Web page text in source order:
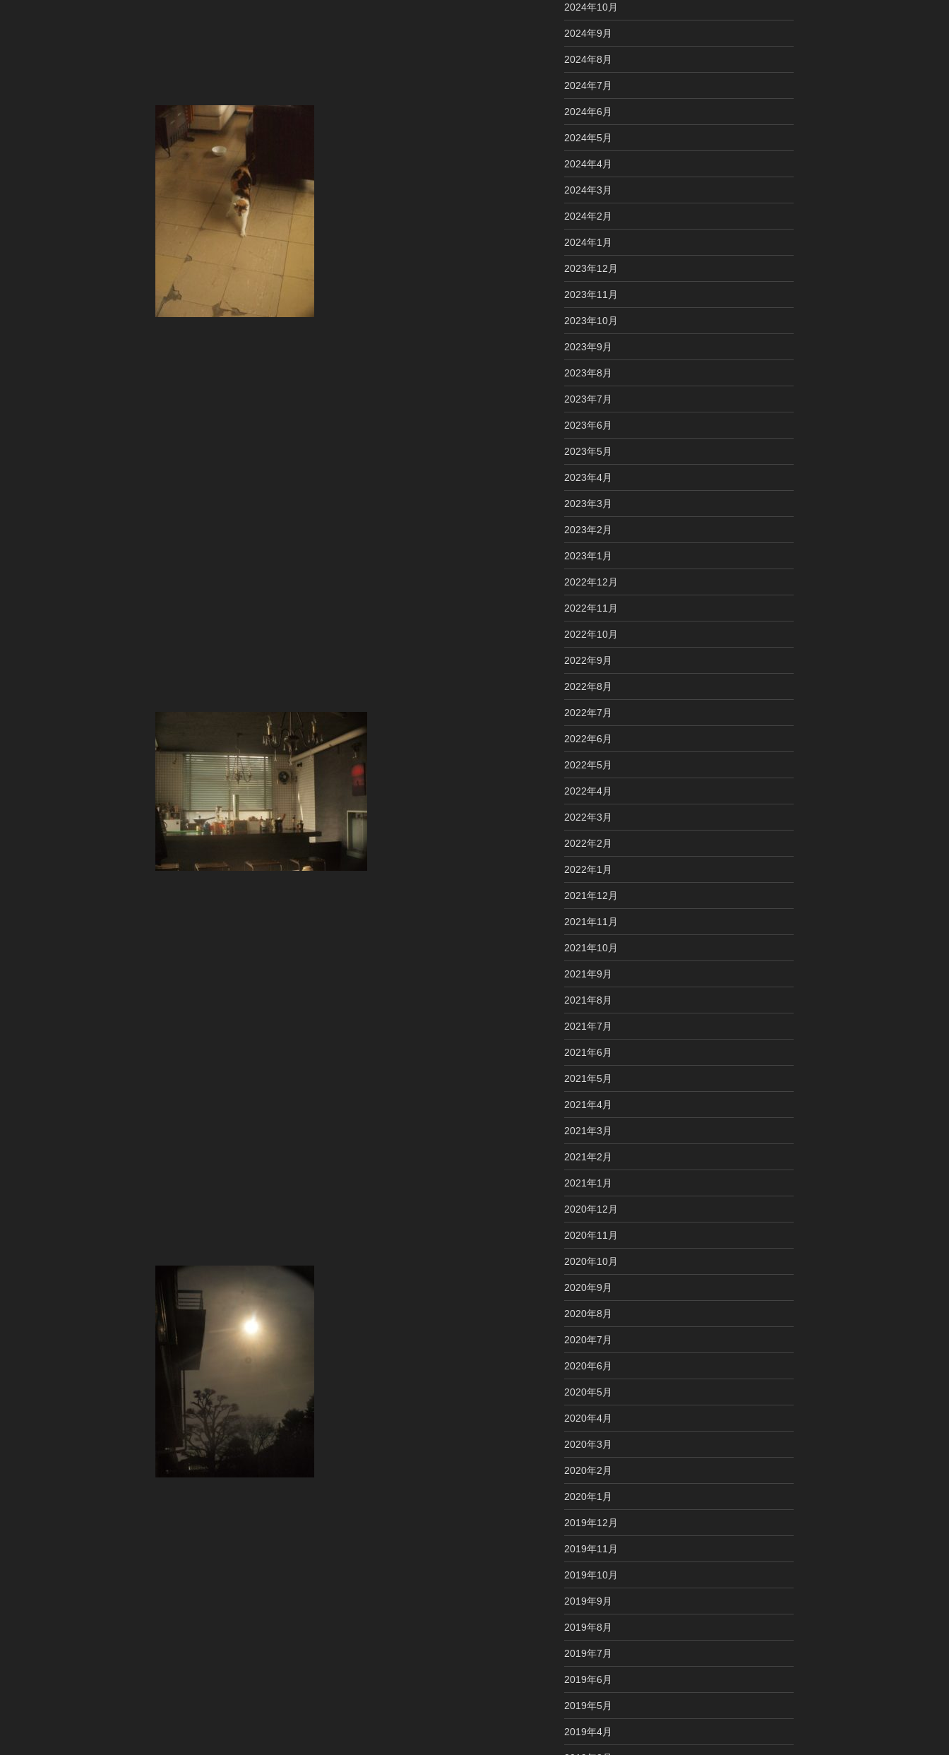
2024年10月
2024年9月
2024年8月
2024年7月
2024年6月
2024年5月
2024年4月
2024年3月
2024年2月
2024年1月
2023年12月
2023年11月
2023年10月
2023年9月
2023年8月
2023年7月
2023年6月
2023年5月
2023年4月
2023年3月
2023年2月
2023年1月
2022年12月
2022年11月
2022年10月
2022年9月
2022年8月
2022年7月
2022年6月
2022年5月
2022年4月
2022年3月
2022年2月
2022年1月
2021年12月
2021年11月
2021年10月
2021年9月
2021年8月
2021年7月
2021年6月
2021年5月
2021年4月
2021年3月
2021年2月
2021年1月
2020年12月
2020年11月
2020年10月
2020年9月
2020年8月
2020年7月
2020年6月
2020年5月
2020年4月
2020年3月
2020年2月
2020年1月
2019年12月
2019年11月
2019年10月
2019年9月
2019年8月
2019年7月
2019年6月
2019年5月
2019年4月